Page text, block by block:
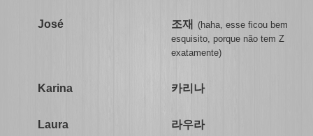
José 조재 (haha, esse ficou bem
esquisito, porque não tem Z
exatamente)
Karina 카리나
Laura 라우라